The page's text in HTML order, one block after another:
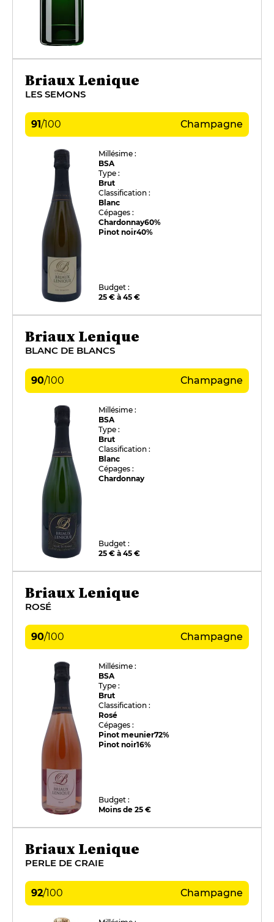
Briaux Lenique
LES SEMONS
91/100 Champagne
Millésime :
BSA
Type :
Brut
Classification :
Blanc
Cépages :
Chardonnay60%
Pinot noir40%
Budget :
25 € à 45 €
Briaux Lenique
BLANC DE BLANCS
90/100 Champagne
Millésime :
BSA
Type :
Brut
Classification :
Blanc
Cépages :
Chardonnay
Budget :
25 € à 45 €
Briaux Lenique
ROSÉ
90/100 Champagne
Millésime :
BSA
Type :
Brut
Classification :
Rosé
Cépages :
Pinot meunier72%
Pinot noir16%
Budget :
Moins de 25 €
Briaux Lenique
PERLE DE CRAIE
92/100 Champagne